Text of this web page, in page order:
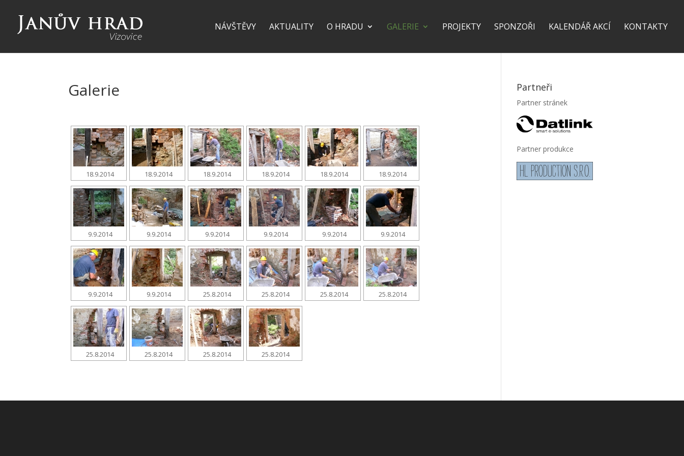
NÁVŠTĚVY AKTUALITY O HRADU GALERIE PROJEKTY SPONZOŘI KALENDÁŘ AKCÍ KONTAKTY
Galerie
18.9.2014 18.9.2014 18.9.2014 18.9.2014 18.9.2014 18.9.2014
9.9.2014 9.9.2014 9.9.2014 9.9.2014 9.9.2014 9.9.2014
9.9.2014 9.9.2014 25.8.2014 25.8.2014 25.8.2014 25.8.2014
25.8.2014 25.8.2014 25.8.2014 25.8.2014
Partneři
Partner stránek
Partner produkce